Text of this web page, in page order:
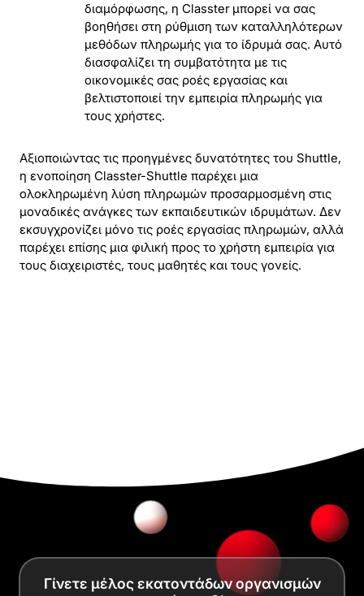
διαμόρφωσης, η Classter μπορεί να σας
βοηθήσει στη ρύθμιση των καταλληλότερων
μεθόδων πληρωμής για το ίδρυμά σας. Αυτό
διασφαλίζει τη συμβατότητα με τις
οικονομικές σας ροές εργασίας και
βελτιστοποιεί την εμπειρία πληρωμής για
τους χρήστες.
Αξιοποιώντας τις προηγμένες δυνατότητες του Shuttle,
η ενοποίηση Classter-Shuttle παρέχει μια
ολοκληρωμένη λύση πληρωμών προσαρμοσμένη στις
μοναδικές ανάγκες των εκπαιδευτικών ιδρυμάτων. Δεν
εκσυγχρονίζει μόνο τις ροές εργασίας πληρωμών, αλλά
παρέχει επίσης μια φιλική προς το χρήστη εμπειρία για
τους διαχειριστές, τους μαθητές και τους γονείς.
Γίνετε μέλος εκατοντάδων οργανισμών